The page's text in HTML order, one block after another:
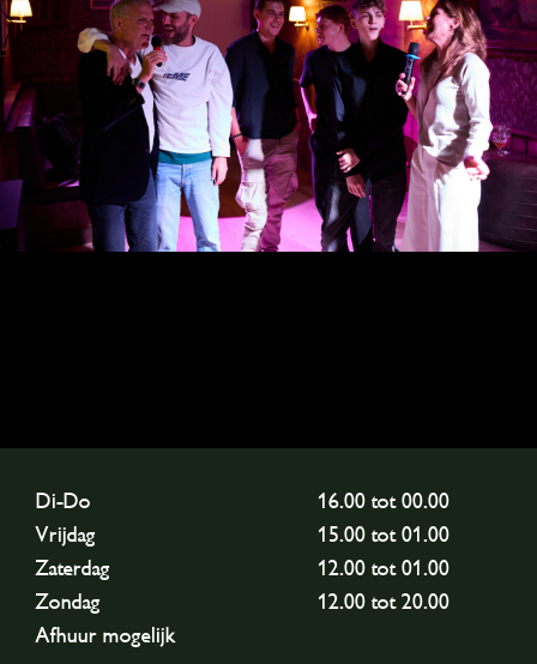
Di-Do
16.00 tot 00.00
Vrijdag
15.00 tot 01.00
Zaterdag
12.00 tot 01.00
Zondag
12.00 tot 20.00
Afhuur mogelijk